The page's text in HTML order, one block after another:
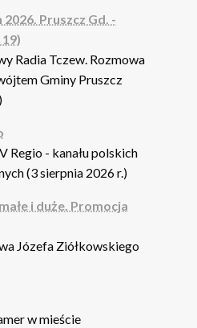
Pruszcz Gd. -
Radia Tczew. Rozmowa
Gminy Pruszcz
Regio - kanału polskich
(3 sierpnia 2026 r.)
i duże. Promocja
Józefa Ziółkowskiego
w mieście